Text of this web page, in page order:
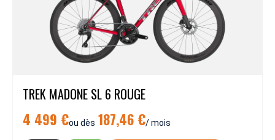
TREK MADONE SL 6 ROUGE
4 499 €ou dès 187,46 €/ mois